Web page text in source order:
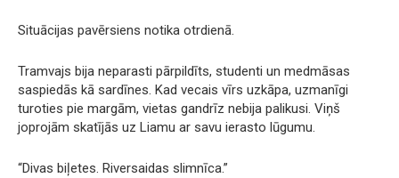
Situācijas pavērsiens notika otrdienā.
Tramvajs bija neparasti pārpildīts, studenti un medmāsas
saspiedās kā sardīnes. Kad vecais vīrs uzkāpa, uzmanīgi
turoties pie margām, vietas gandrīz nebija palikusi. Viņš
joprojām skatījās uz Liamu ar savu ierasto lūgumu.
“Divas biļetes. Riversaidas slimnīca.”